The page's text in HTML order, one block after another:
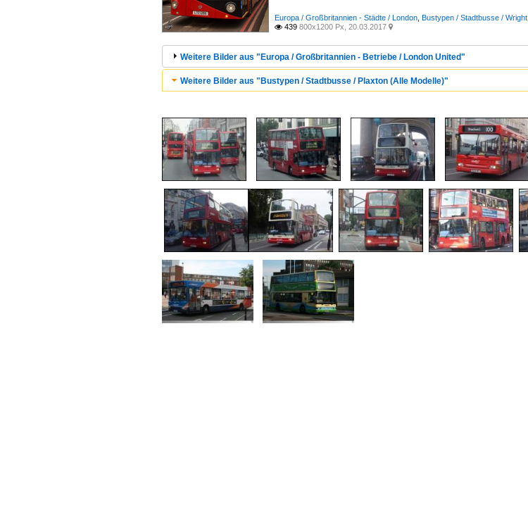
Europa / Großbritannien - Städte / London Bustypen / Stadtbusse / Wright
 439 800x1200 Px, 20.03.2017 
Weitere Bilder aus "Europa / Großbritannien - Betriebe / London United"
Weitere Bilder aus "Bustypen / Stadtbusse / Plaxton (Alle Modelle)"